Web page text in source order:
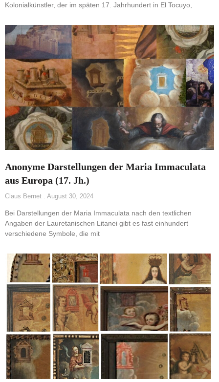
Kolonialkünstler, der im späten 17. Jahrhundert in El Tocuyo,
Anonyme Darstellungen der Maria Immaculata
aus Europa (17. Jh.)
Claus Bernet August 30, 2024
Bei Darstellungen der Maria Immaculata nach den textlichen
Angaben der Lauretanischen Litanei gibt es fast einhundert
verschiedene Symbole, die mit